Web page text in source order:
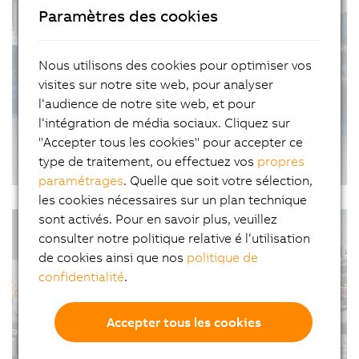
l'intérieur du tunnel de base du Ceneri sont
Standardisé et pourtant flexible
16/01/2023| 6m
Standardisé et pourtant flexible : le fabricant de
machines spéciales Strama-MPS utilise un
convoyeur intelligent intelligent de B&R, donnant
ainsi une nouvelle dimension à ses machines
d'assemblage.
#Interviews #FabricationAdaptative
#PersonnalisationDeMasse
Paramètres des cookies
Nous utilisons des cookies pour optimiser vos
visites sur notre site web, pour analyser
l‘audience de notre site web, et pour
l‘intégration de média sociaux. Cliquez sur
"Accepter tous les cookies" pour accepter ce
type de traitement, ou effectuez vos propres
paramétrages. Quelle que soit votre sélection,
les cookies nécessaires sur un plan technique
sont activés. Pour en savoir plus, veuillez
consulter notre politique relative é l‘utilisation
de cookies ainsi que nos politique de
confidentialité.
Accepter tous les cookies